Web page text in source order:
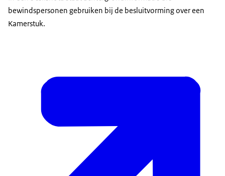
bewindspersonen gebruiken bij de besluitvorming over een
Kamerstuk.